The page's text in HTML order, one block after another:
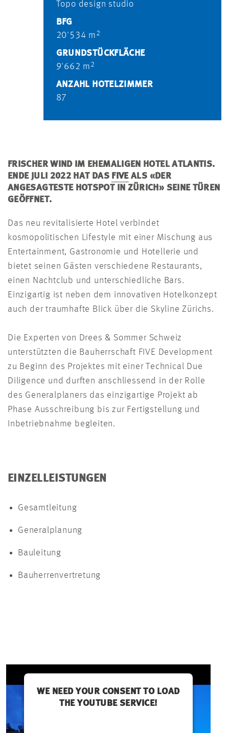
Topo design studio
BFG
20'534 m 2
GRUNDSTÜCKFLÄCHE
9'662 m 2
ANZAHL HOTELZIMMER
87
FRISCHER WIND IM EHEMALIGEN HOTEL ATLANTIS.
ENDE JULI 2022 HAT DAS FIVEALS «DER
ANGESAGTESTE HOTSPOT IN ZÜRICH» SEINE TÜREN
GEÖFFNET.
Das neu revitalisierte Hotel verbindet
kosmopolitischen Lifestyle mit einer Mischung aus
Entertainment, Gastronomie und Hotellerie und
bietet seinen Gästen verschiedene Restaurants,
einen Nachtclub und unterschiedliche Bars.
Einzigartig ist neben dem innovativen Hotelkonzept
auch der traumhafte Blick über die Skyline Zürichs.
Die Experten von Drees & Sommer Schweiz
unterstützten die Bauherrschaft FIVE Development
zu Beginn des Projektes mit einer Technical Due
Diligence und durften anschliessend in der Rolle
des Generalplaners das einzigartige Projekt ab
Phase Ausschreibung bis zur Fertigstellung und
Inbetriebnahme begleiten.
EINZELLEISTUNGEN
Gesamtleitung
Generalplanung
Bauleitung
Bauherrenvertretung
WE NEED YOUR CONSENT TO LOAD
THE YOUTUBE SERVICE!